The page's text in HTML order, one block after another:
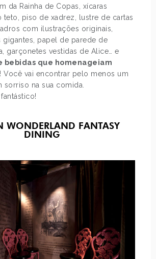
da Rainha de Copas, xícaras
teto, piso de xadrez, lustre de cartas
com ilustrações originais,
gigantes, papel de parede de
garçonetes vestidas de Alice… e
bebidas que homenageiam
! Você vai encontrar pelo menos um
sorriso na sua comida.
WONDERLAND FANTASY
DINING